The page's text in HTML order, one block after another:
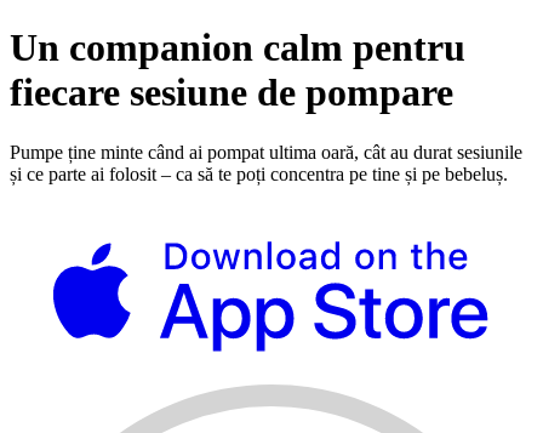
Un companion calm pentru
fiecare sesiune de pompare
Pumpe ține minte când ai pompat ultima oară, cât au durat sesiunile
și ce parte ai folosit – ca să te poți concentra pe tine și pe bebeluș.